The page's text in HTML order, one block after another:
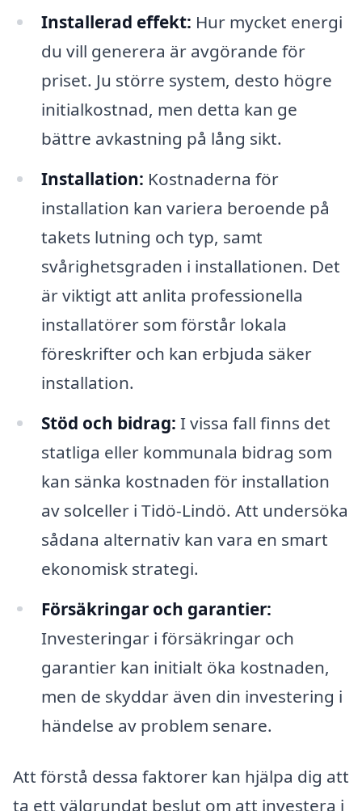
Installerad effekt: Hur mycket energi
du vill generera är avgörande för
priset. Ju större system, desto högre
initialkostnad, men detta kan ge
bättre avkastning på lång sikt.
Installation: Kostnaderna för
installation kan variera beroende på
takets lutning och typ, samt
svårighetsgraden i installationen. Det
är viktigt att anlita professionella
installatörer som förstår lokala
föreskrifter och kan erbjuda säker
installation.
Stöd och bidrag: I vissa fall finns det
statliga eller kommunala bidrag som
kan sänka kostnaden för installation
av solceller i Tidö-Lindö. Att undersöka
sådana alternativ kan vara en smart
ekonomisk strategi.
Försäkringar och garantier:
Investeringar i försäkringar och
garantier kan initialt öka kostnaden,
men de skyddar även din investering i
händelse av problem senare.
Att förstå dessa faktorer kan hjälpa dig att
ta ett välgrundat beslut om att investera i